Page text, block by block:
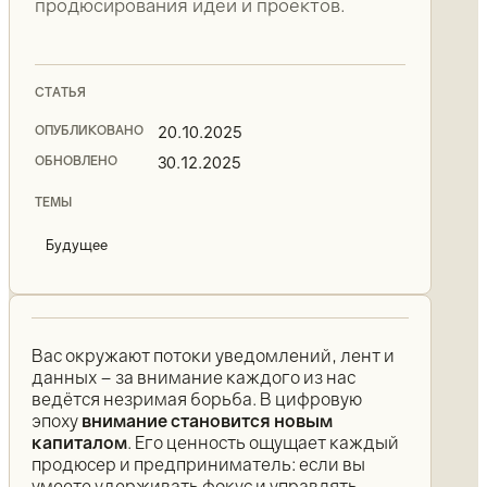
продюсирования идей и проектов.
СТАТЬЯ
ОПУБЛИКОВАНО 20.10.2025
ОБНОВЛЕНО 30.12.2025
ТЕМЫ
Будущее
Вас окружают потоки уведомлений, лент и
данных – за внимание каждого из нас
ведётся незримая борьба. В цифровую
эпоху внимание становится новым
капиталом. Его ценность ощущает каждый
продюсер и предприниматель: если вы